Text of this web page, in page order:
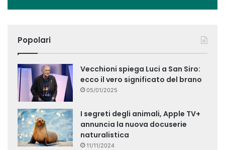
Popolari
Vecchioni spiega Luci a San Siro:
ecco il vero significato del brano
05/01/2025
I segreti degli animali, Apple TV+
annuncia la nuova docuserie
naturalistica
11/11/2024